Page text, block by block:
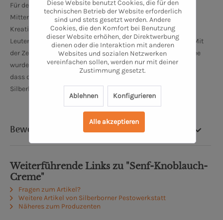
Für den Moment waren wir zufrieden mit unserem
Mitternachtssnack, am nächsten Tag wollten wir unsere
Kreation jedoch noch leckerer machen und es auch anderen
Leuten ermöglichen in den Genuss des Pestos zu kommen. Mit
der Zeit kamen weitere Sorten hinzu und aus der Schnapsidee
wurde zunächst ein Kleingewerbe. Mit Stolz kann ich sagen,
dass die Silberborner Pestowerktstatt mittlerweile nicht nur
Silberbornern ein Begriff ist.
Bewertung
Weiterführende Links zu "Senf-Knoblauch-
Creme"
Fragen zum Artikel?
Weitere Artikel von Silberborner Pestowerkstatt
Näheres zum Produzenten
Diese Website benutzt Cookies, die für den
technischen Betrieb der Website erforderlich
sind und stets gesetzt werden. Andere
Cookies, die den Komfort bei Benutzung
dieser Website erhöhen, der Direktwerbung
dienen oder die Interaktion mit anderen
Websites und sozialen Netzwerken
vereinfachen sollen, werden nur mit deiner
Zustimmung gesetzt.
Ablehnen Konfigurieren
Alle akzeptieren